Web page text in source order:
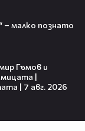
– малко познато
Гъмов и
|
| 7 авг. 2026